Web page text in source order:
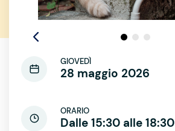
GIOVEDÌ
28 maggio 2026
ORARIO
Dalle 15:30 alle 18:30